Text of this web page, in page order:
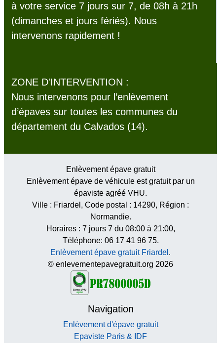
à votre service 7 jours sur 7, de 08h à 21h
(dimanches et jours fériés). Nous
intervenons rapidement !
ZONE D'INTERVENTION :
Nous intervenons pour l’enlèvement
d’épaves sur toutes les communes du
département du Calvados (14).
Enlèvement épave gratuit
Enlèvement épave de véhicule est gratuit par un
épaviste agréé VHU.
Ville : Friardel , Code postal : 14290, Région :
Normandie.
Horaires : 7 jours 7 du 08:00 à 21:00,
Téléphone: 06 17 41 96 75.
Enlèvement épave gratuit Friardel .
© enlevementepavegratuit.org 2026
Navigation
Enlèvement d'épave gratuit
Epaviste Paris & IDF